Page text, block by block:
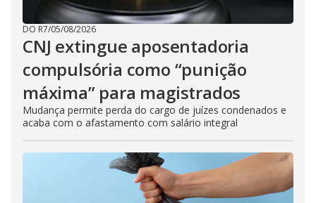
DO R7/05/08/2026
CNJ extingue aposentadoria
compulsória como “punição
máxima” para magistrados
Mudança permite perda do cargo de juízes condenados e
acaba com o afastamento com salário integral